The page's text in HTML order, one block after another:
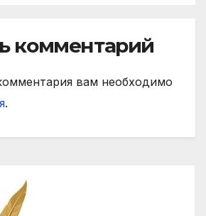
комментарий
вам необходимо
.